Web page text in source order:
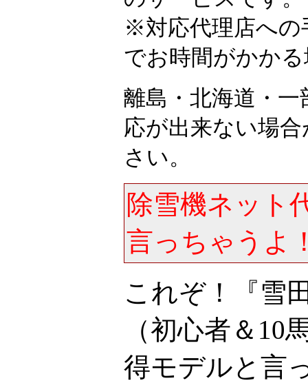
※対応代理店への
でお時間がかか
離島・北海道・
応が出来ない場
さい。
除雪機ネット
言っちゃうよ
これぞ！『雪
（初心者＆10
得モデルと言